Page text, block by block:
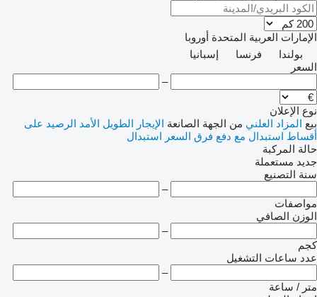
الإمارات العربية المتحدة أوروبا
بولندا
فرنسا
إسبانيا
السعر
–
نوع الإعلان
بيع المزاد العلني من الجهة الصانعة الإيجار الطويل الأمد الرصيد على
أقساط استبدال مع دفع فرق السعر استبدال
حالة المركبة
جديد مستعملة
سنة التصنيع
–
مواصفات
الوزن الصافي
–
كجم
عدد ساعات التشغيل
–
متر / ساعة